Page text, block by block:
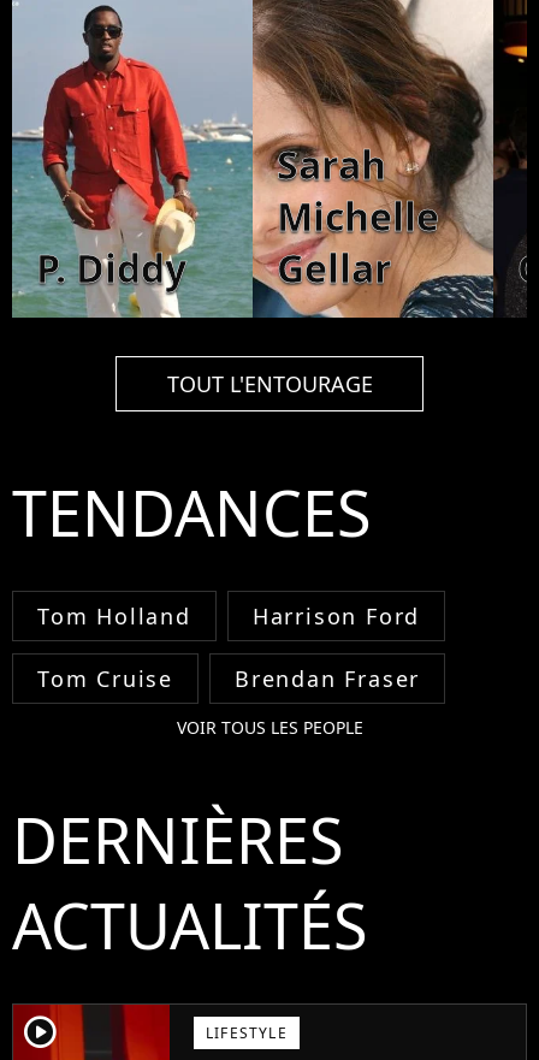
P. Diddy
Sarah
Michelle
Gellar
TOUT L'ENTOURAGE
TENDANCES
Tom Holland Harrison Ford
Tom Cruise Brendan Fraser
VOIR TOUS LES PEOPLE
DERNIÈRES
ACTUALITÉS
player2 LIFESTYLE